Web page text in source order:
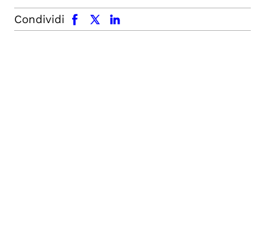
Condividi
facebook x.com linkedin